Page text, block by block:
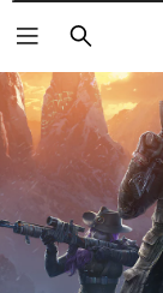
Cerca